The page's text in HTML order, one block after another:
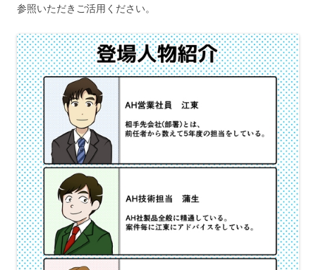
参照いただきご活用ください。